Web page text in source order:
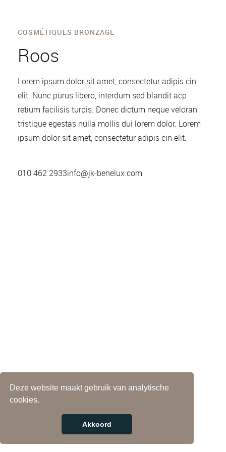
Deze website maakt gebruik van analytische
cookies.
Akkoord
COSMÉTIQUES BRONZAGE
Roos
Lorem ipsum dolor sit amet, consectetur adipis cin
elit. Nunc purus libero, interdum sed blandit acp
retium facilisis turpis. Donec dictum neque veloran
tristique egestas nulla mollis dui lorem dolor. Lorem
ipsum dolor sit amet, consectetur adipis cin elit.
010 462 2933info@jk-benelux.com